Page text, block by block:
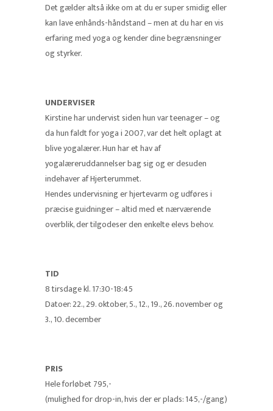
Det gælder altså ikke om at du er super smidig eller
kan lave enhånds-håndstand – men at du har en vis
erfaring med yoga og kender dine begrænsninger
og styrker.
UNDERVISER
Kirstine har undervist siden hun var teenager – og
da hun faldt for yoga i 2007, var det helt oplagt at
blive yogalærer. Hun har et hav af
yogalæreruddannelser bag sig og er desuden
indehaver af Hjerterummet.
Hendes undervisning er hjertevarm og udføres i
præcise guidninger – altid med et nærværende
overblik, der tilgodeser den enkelte elevs behov.
TID
8 tirsdage kl. 17:30-18:45
Datoer: 22., 29. oktober, 5., 12., 19., 26. november og
3., 10. december
PRIS
Hele forløbet 795,-
(mulighed for drop-in, hvis der er plads: 145,-/gang)